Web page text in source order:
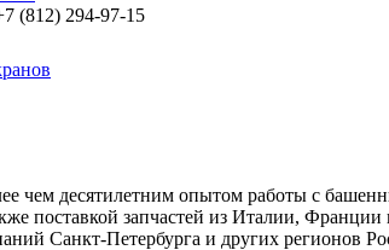
(812) 294-97-15
чем десятилетним опытом работы с
поставкой запчастей из Италии,
Санкт-Петербурга и других регионов